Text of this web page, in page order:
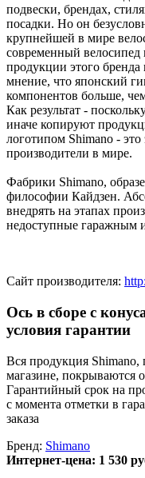
подвески, брендах,
посадки. Но он
крупнейшей в мире
современный
продукции этого
мнение, что японский
компонентов больше,
Как результат -
иначе копируют
логотипом Shimano - это
производители в мире.
Фабрики Shimano,
философии Кайдзен.
внедрять на этапах
недоступные гаражным
Сайт производителя:
Ось в сборе с
условия гарантии
Вся продукция
магазине, покрываются
Гарантийный срок на
с момента отметки в
заказа
Бренд: Shimano
Интернет-цена: 1 530